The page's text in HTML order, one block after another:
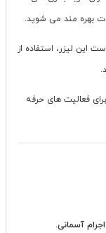
بهره مند می شوید.
لیزر، استفاده از
فعالیت های حرفه
آسمانی.